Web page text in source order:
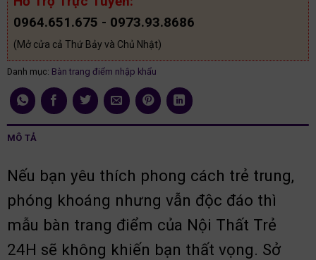
0964.651.675 - 0973.93.8686
(Mở cửa cả Thứ Bảy và Chủ Nhật)
Danh mục: Bàn trang điểm nhập khẩu
MÔ TẢ
Nếu bạn yêu thích phong cách trẻ trung,
phóng khoáng nhưng vẫn độc đáo thì
mẫu bàn trang điểm của Nội Thất Trẻ
24H sẽ không khiến bạn thất vọng. Sở